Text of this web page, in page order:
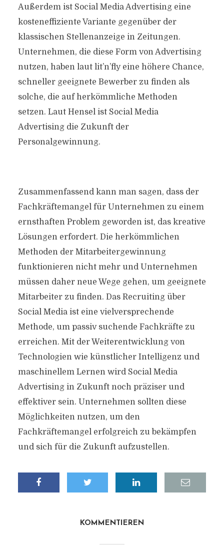
Außerdem ist Social Media Advertising eine
kosteneffiziente Variante gegenüber der
klassischen Stellenanzeige in Zeitungen.
Unternehmen, die diese Form von Advertising
nutzen, haben laut lit’n’fly eine höhere Chance,
schneller geeignete Bewerber zu finden als
solche, die auf herkömmliche Methoden
setzen. Laut Hensel ist Social Media
Advertising die Zukunft der
Personalgewinnung.
Zusammenfassend kann man sagen, dass der
Fachkräftemangel für Unternehmen zu einem
ernsthaften Problem geworden ist, das kreative
Lösungen erfordert. Die herkömmlichen
Methoden der Mitarbeitergewinnung
funktionieren nicht mehr und Unternehmen
müssen daher neue Wege gehen, um geeignete
Mitarbeiter zu finden. Das Recruiting über
Social Media ist eine vielversprechende
Methode, um passiv suchende Fachkräfte zu
erreichen. Mit der Weiterentwicklung von
Technologien wie künstlicher Intelligenz und
maschinellem Lernen wird Social Media
Advertising in Zukunft noch präziser und
effektiver sein. Unternehmen sollten diese
Möglichkeiten nutzen, um den
Fachkräftemangel erfolgreich zu bekämpfen
und sich für die Zukunft aufzustellen.
KOMMENTIEREN